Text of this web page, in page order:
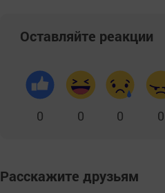
Оставляйте реакции
0 0 0 0
Расскажите друзьям